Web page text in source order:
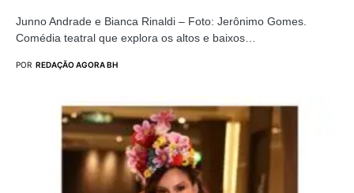
Junno Andrade e Bianca Rinaldi – Foto: Jerônimo Gomes.
Comédia teatral que explora os altos e baixos…
POR REDAÇÃO AGORA BH